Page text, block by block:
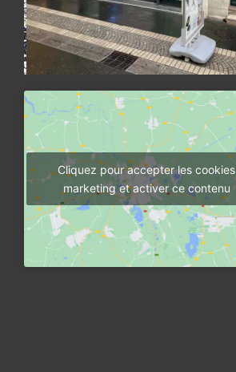
Cliquez pour accepter les cookies
marketing et activer ce contenu